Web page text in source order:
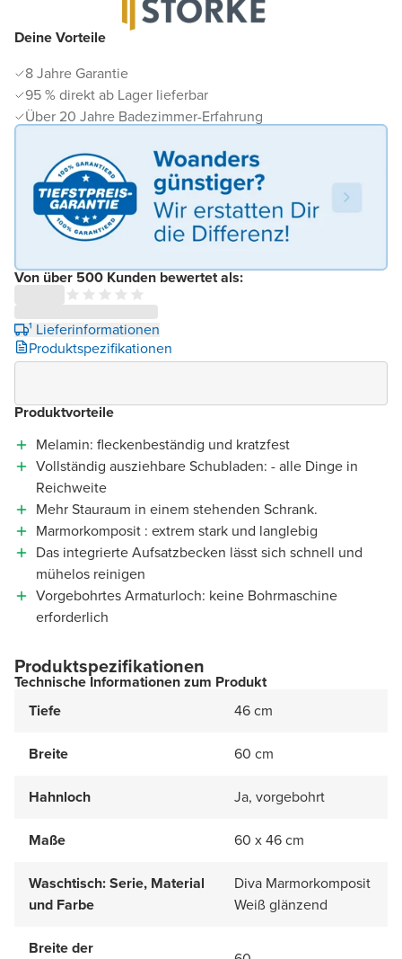
Deine Vorteile
8 Jahre Garantie
95 % direkt ab Lager lieferbar
Über 20 Jahre Badezimmer-Erfahrung
Von über 500 Kunden bewertet als:
¹ Lieferinformationen
Produktspezifikationen
Produktvorteile
Melamin: fleckenbeständig und kratzfest
Vollständig ausziehbare Schubladen: - alle Dinge in
Reichweite
Mehr Stauraum in einem stehenden Schrank.
Marmorkomposit : extrem stark und langlebig
Das integrierte Aufsatzbecken lässt sich schnell und
mühelos reinigen
Vorgebohrtes Armaturloch: keine Bohrmaschine
erforderlich
Produktspezifikationen
Technische Informationen zum Produkt
Tiefe
46 cm
Breite 60 cm
Hahnloch Ja, vorgebohrt
Maße 60 x 46 cm
Waschtisch: Serie, Material
und Farbe
Diva Marmorkomposit
Weiß glänzend
Breite der